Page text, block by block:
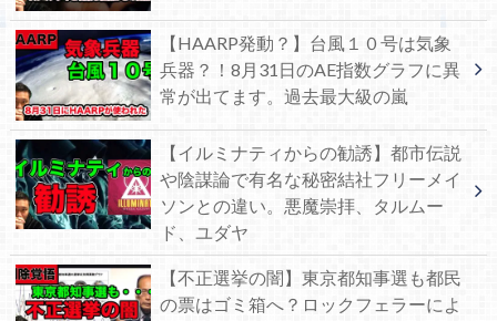
【HAARP発動？】台風１０号は気象
兵器？！8月31日のAE指数グラフに異
常が出てます。過去最大級の嵐
【イルミナティからの勧誘】都市伝説
や陰謀論で有名な秘密結社フリーメイ
ソンとの違い。悪魔崇拝、タルムー
ド、ユダヤ
【不正選挙の闇】東京都知事選も都民
の票はゴミ箱へ？ロックフェラーによ